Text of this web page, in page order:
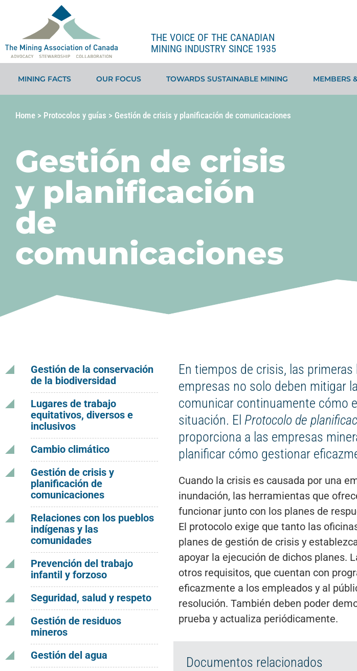
THE VOICE OF THE CANADIAN
MINING INDUSTRY SINCE 1935
MINING FACTS OUR FOCUS TOWARDS SUSTAINABLE MINING MEMBERS
Home > Protocolos y guías > Gestión de crisis y planificación de comunicaciones
Gestión de crisis
y planificación
de
comunicaciones
Gestión de la conservación
de la biodiversidad
Lugares de trabajo
equitativos, diversos e
inclusivos
Cambio climático
Gestión de crisis y
planificación de
comunicaciones
Relaciones con los pueblos
indígenas y las
comunidades
Prevención del trabajo
infantil y forzoso
Seguridad, salud y respeto
Gestión de residuos
mineros
Gestión del agua
En tiempos de crisis, las
empresas no solo deben mitigar
comunicar continuamente cómo
situación. El Protocolo de
proporciona a las empresas
planificar cómo gestionar
Cuando la crisis es causada por una
inundación, las herramientas que
funcionar junto con los planes de
El protocolo exige que tanto las
planes de gestión de crisis y
apoyar la ejecución de dichos planes.
otros requisitos, que cuentan con
eficazmente a los empleados y al
resolución. También deben poder
prueba y actualiza periódicamente.
Documentos relacionados